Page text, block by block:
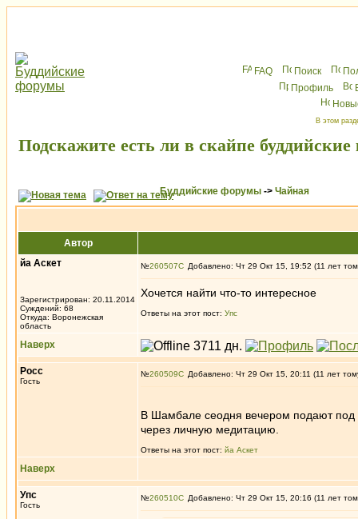
FAQ Поиск
Профиль
В этом
Подскажите есть ли в скайпе
Буддийские форумы -> Чайная
Автор
йа Аскет
Зарегистрирован: 20.11.2014
Суждений: 68
Откуда: Воронежская
область
№260507 Добавлено: Чт 29 Окт 15, 19:52 (11 лет
Хочется найти что-то интересное
Ответы на этот пост: Упс
Наверх
Росс
Гость
№260509 Добавлено: Чт 29 Окт 15, 20:11 (11 лет
В Шамбале сеодня вечером подают
через личную медитацию.
Ответы на этот пост: йа Аскет
Наверх
Упс
Гость
№260510 Добавлено: Чт 29 Окт 15, 20:16 (11 лет